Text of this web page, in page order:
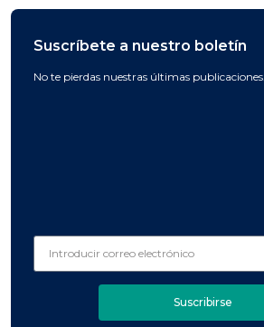
Suscríbete a nuestro boletín
No te pierdas nuestras últimas publicaciones.
Suscribirse